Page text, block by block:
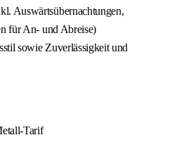
Auswärtsübernachtungen,
für An- und Abreise)
sowie Zuverlässigkeit und
Tarif